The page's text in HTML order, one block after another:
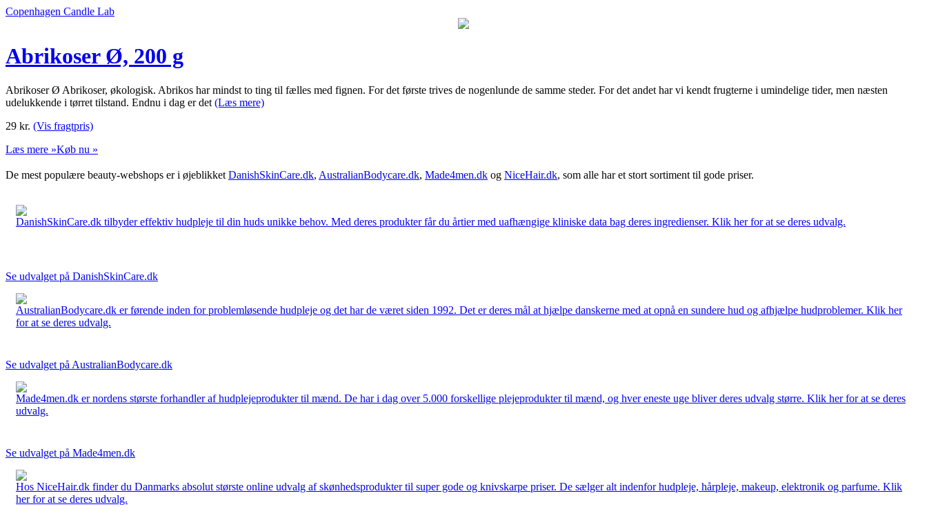
Copenhagen Candle Lab
Abrikoser Ø, 200 g
Abrikoser Ø Abrikoser, økologisk. Abrikos har mindst to ting til fælles med fignen. For det første trives de nogenlunde de samme steder. For det andet har vi kendt frugterne i umindelige tider, men næsten
udelukkende i tørret tilstand. Endnu i dag er det (Læs mere)
29 kr. (Vis fragtpris)
Læs mere »Køb nu »
De mest populære beauty-webshops er i øjeblikket DanishSkinCare.dk, AustralianBodycare.dk, Made4men.dk og NiceHair.dk, som alle har et stort sortiment til gode priser.
DanishSkinCare.dk tilbyder effektiv hudpleje til din huds unikke behov. Med deres produkter får du årtier med uafhængige kliniske data bag deres ingredienser. Klik her for at se deres udvalg.
Se udvalget på DanishSkinCare.dk
AustralianBodycare.dk er førende inden for problemløsende hudpleje og det har de været siden 1992. Det er deres mål at hjælpe danskerne med at opnå en sundere hud og afhjælpe hudproblemer. Klik her
for at se deres udvalg.
Se udvalget på AustralianBodycare.dk
Made4men.dk er nordens største forhandler af hudplejeprodukter til mænd. De har i dag over 5.000 forskellige plejeprodukter til mænd, og hver eneste uge bliver deres udvalg større. Klik her for at se deres
udvalg.
Se udvalget på Made4men.dk
Hos NiceHair.dk finder du Danmarks absolut største online udvalg af skønhedsprodukter til super gode og knivskarpe priser. De sælger alt indenfor hudpleje, hårpleje, makeup, elektronik og parfume. Klik
her for at se deres udvalg.